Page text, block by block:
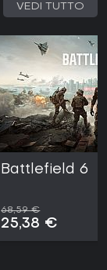
VEDI TUTTO
Battlefield 6
68,59 €
25,38 €